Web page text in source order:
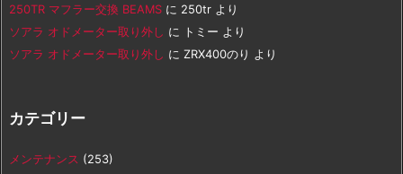
250TR マフラー交換 BEAMS に 250tr より
ソアラ オドメーター取り外し に トミー より
ソアラ オドメーター取り外し に ZRX400のり より
カテゴリー
メンテナンス (253)